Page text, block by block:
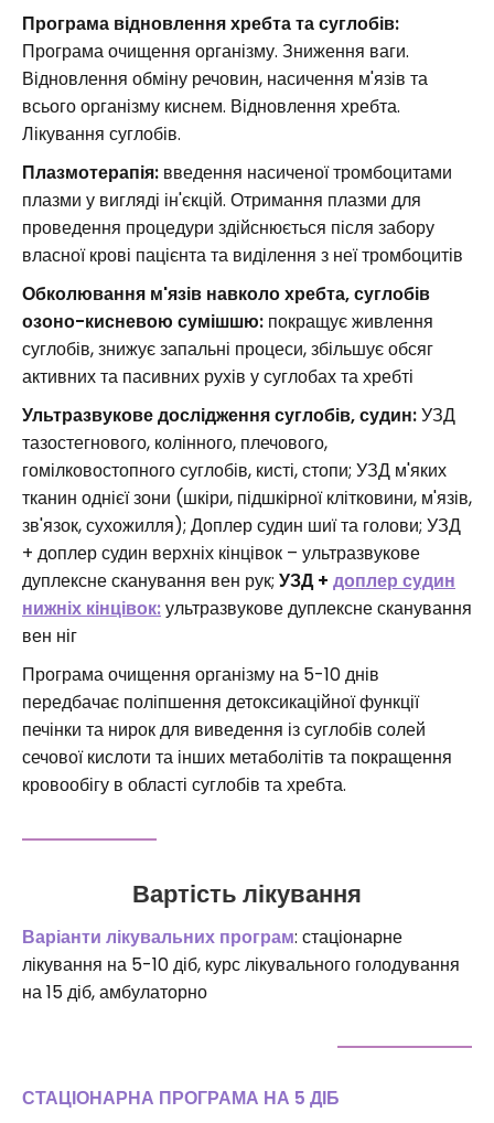
Програма відновлення хребта та суглобів:
Програма очищення організму. Зниження ваги.
Відновлення обміну речовин, насичення м'язів та
всього організму киснем. Відновлення хребта.
Лікування суглобів.
Плазмотерапія: введення насиченої тромбоцитами
плазми у вигляді ін'єкцій. Отримання плазми для
проведення процедури здійснюється після забору
власної крові пацієнта та виділення з неї тромбоцитів
Обколювання м'язів навколо хребта, суглобів
озоно-кисневою сумішшю: покращує живлення
суглобів, знижує запальні процеси, збільшує обсяг
активних та пасивних рухів у суглобах та хребті
Ультразвукове дослідження суглобів, судин:УЗД
тазостегнового, колінного, плечового,
гомілковостопного суглобів, кисті, стопи; УЗД м'яких
тканин однієї зони (шкіри, підшкірної клітковини, м'язів,
зв'язок, сухожилля); Доплер судин шиї та голови; УЗД
+ доплер судин верхніх кінцівок – ультразвукове
дуплексне сканування вен рук; УЗД + доплер судин
нижніх кінцівок:ультразвукове дуплексне сканування
вен ніг
Програма очищення організму на 5-10 днів
передбачає поліпшення детоксикаційної функції
печінки та нирок для виведення із суглобів солей
сечової кислоти та інших метаболітів та покращення
кровообігу в області суглобів та хребта.
Вартість лікування
Варіанти лікувальних програм: стаціонарне
лікування на 5-10 діб, курс лікувального голодування
на 15 діб, амбулаторно
СТАЦІОНАРНА ПРОГРАМА НА 5 ДІБ